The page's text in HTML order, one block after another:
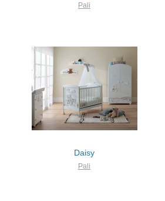
Pali
Daisy
Pali